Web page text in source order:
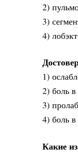
2)
3)
4)
1)
2) боль
3)
4) боль в
Какие